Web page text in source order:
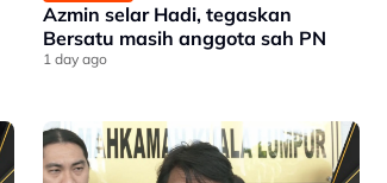
Azmin selar Hadi, tegaskan
Bersatu masih anggota sah PN
1 day ago